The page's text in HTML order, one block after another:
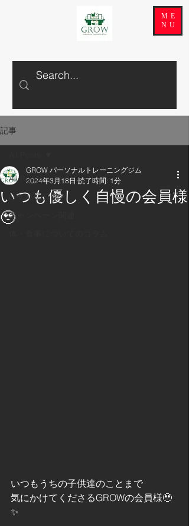
ME
NU
記事
All Posts
GROWの日常
キャンペーン関連
いつも優しく自慢の会員様
🥹
GROW パーソナルトレーニングジム
2024年3月18日 読了時間: 1分
いつもうちの子供達のことまで
気にかけてくださるGROWの会員様🥹
✨